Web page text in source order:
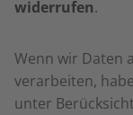
widerrufen.
Wenn wir Daten
verarbeiten,
unter